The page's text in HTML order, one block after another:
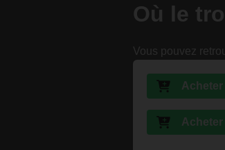
Où le
Vous pouvez